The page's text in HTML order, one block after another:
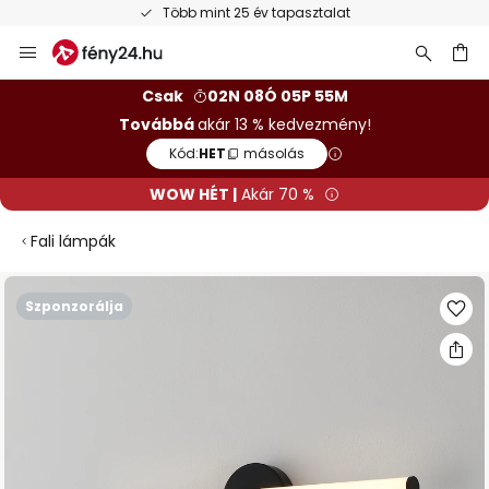
Több mint 25 év tapasztalat
Ugrás
a
Csak
02N 08Ó 05P 54M
Továbbáakár 13 % kedvezmény!
Kód:HET másolás
WOW HÉT | Akár 70 %
Fali lámpák
Szponzorálja
Ugrás